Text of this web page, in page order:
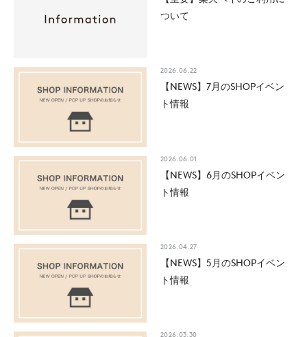
ついて
2026.06.22
【NEWS】7月のSHOPイベン
ト情報
2026.06.01
【NEWS】6月のSHOPイベン
ト情報
2026.04.27
【NEWS】5月のSHOPイベン
ト情報
2026.03.30